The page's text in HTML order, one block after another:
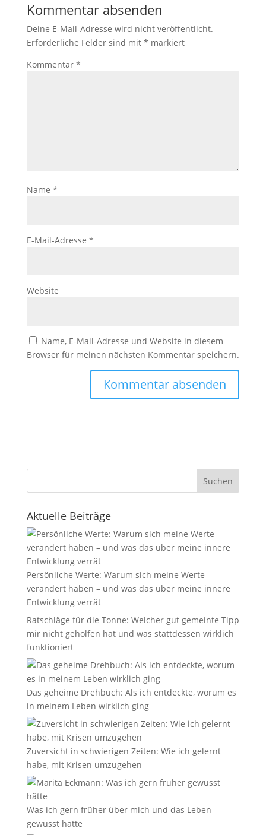
Kommentar absenden
Deine E-Mail-Adresse wird nicht veröffentlicht.
Erforderliche Felder sind mit * markiert
Kommentar *
Name *
E-Mail-Adresse *
Website
Name, E-Mail-Adresse und Website in diesem
Browser für meinen nächsten Kommentar speichern.
Suchen
Aktuelle Beiträge
Persönliche Werte: Warum sich meine Werte
verändert haben – und was das über meine innere
Entwicklung verrät
Ratschläge für die Tonne: Welcher gut gemeinte Tipp
mir nicht geholfen hat und was stattdessen wirklich
funktioniert
Das geheime Drehbuch: Als ich entdeckte, worum es
in meinem Leben wirklich ging
Zuversicht in schwierigen Zeiten: Wie ich gelernt
habe, mit Krisen umzugehen
Was ich gern früher über mich und das Leben
gewusst hätte